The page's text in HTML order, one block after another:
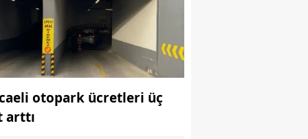
Bilecik
Bingöl
Bitlis
Bolu
otopark ücretleri üç
arttı